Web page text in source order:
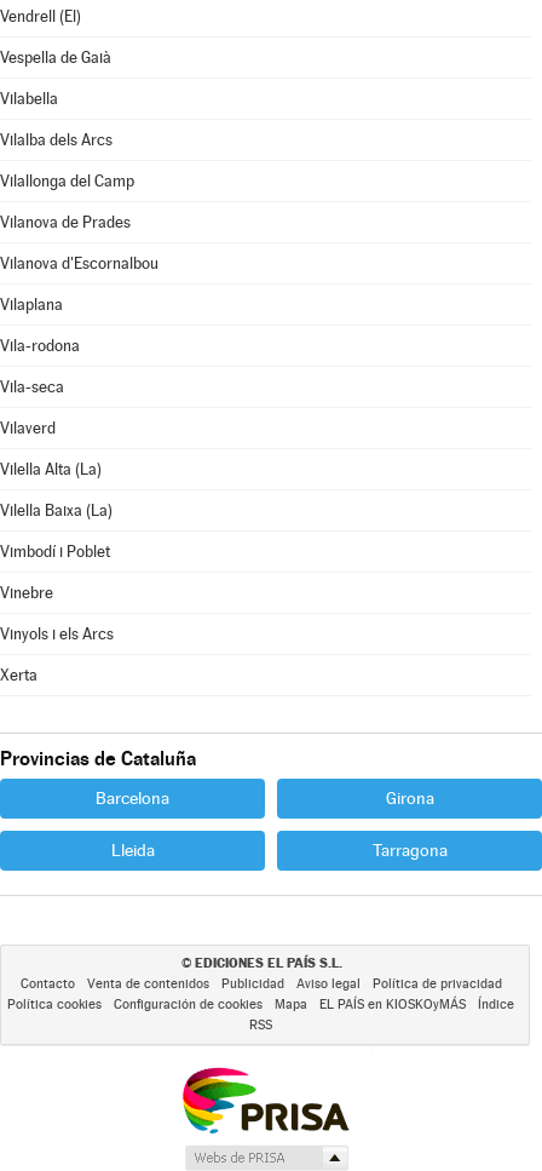
Vendrell (El)
Vespella de Gaià
Vilabella
Vilalba dels Arcs
Vilallonga del Camp
Vilanova de Prades
Vilanova d'Escornalbou
Vilaplana
Vila-rodona
Vila-seca
Vilaverd
Vilella Alta (La)
Vilella Baixa (La)
Vimbodí i Poblet
Vinebre
Vinyols i els Arcs
Xerta
Provincias de Cataluña
Barcelona Girona
Lleida Tarragona
© EDICIONES EL PAÍS S.L.
Contacto Venta de contenidos Publicidad Aviso legal
Política de privacidad
Política cookies
Configuración de cookies Mapa EL PAÍS en KIOSKOyMÁS
Índice
RSS